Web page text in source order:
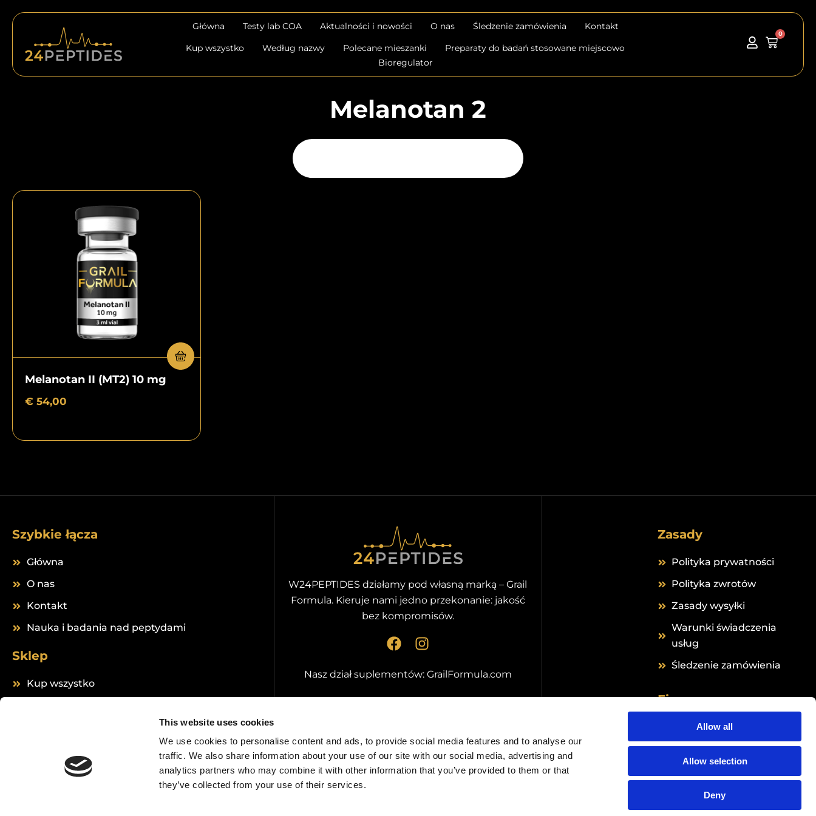
This website uses cookies
We use cookies to personalise content and ads, to provide social media features and to analyse our
traffic. We also share information about your use of our site with our social media, advertising and
analytics partners who may combine it with other information that you’ve provided to them or that
they’ve collected from your use of their services.
Allow all
Allow selection
Deny
Główna Testy lab COA Aktualności i nowości O nas Śledzenie zamówienia
Kontakt
Kup wszystko
Według nazwy Polecane mieszanki
Preparaty do badań stosowane miejscowo
Bioregulator
0
Wózek
Melanotan 2
Melanotan II (MT2) 10 mg
€ 54,00
Szybkie łącza
Główna
O nas
Kontakt
Nauka i badania nad peptydami
Sklep
Kup wszystko
W24PEPTIDES działamy pod własną marką – Grail
Formula. Kieruje nami jedno przekonanie: jakość
bez kompromisów.
F
c
b
k
I
s
a
a
m
Nasz dział suplementów: GrailFormula.com
Zasady
Polityka prywatności
Polityka zwrotów
Zasady wysyłki
Warunki świadczenia
usług
Śledzenie zamówienia
Firma
Grail Formula B.V.
Hingenderstraat 39
6111 AB Sint Joost